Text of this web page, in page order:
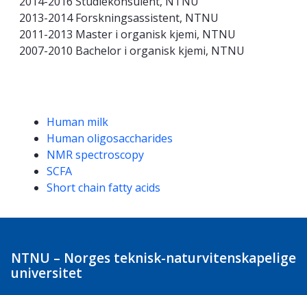
2013-2014 Forskningsassistent, NTNU
2011-2013 Master i organisk kjemi, NTNU
2007-2010 Bachelor i organisk kjemi, NTNU
Kompetanseord
Human milk
Human oligosaccharides
NMR spectroscopy
SCFA
Short chain fatty acids
NTNU – Norges teknisk-naturvitenskapelige
universitet